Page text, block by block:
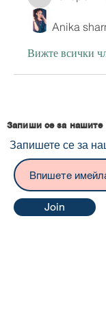
Anika
Вижте всички
Запиши се за нашите
Запишете се за
Join